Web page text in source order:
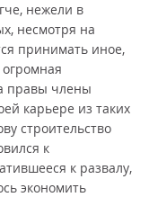
нежели в
несмотря на
принимать иное,
правы члены
карьере из таких
строительство
к
к развалу,
экономить